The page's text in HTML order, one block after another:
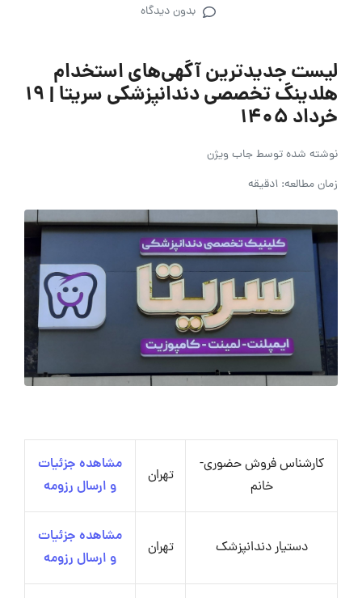
بدون دیدگاه
لیست جدیدترین آگهی‌های استخدام
هلدینگ تخصصی دندانپزشکی سریتا | ۱۹
خرداد ۱۴۰۵
نوشته شده توسطجاب ویژن
زمان مطالعه: 1دقیقه
کارشناس فروش حضوری-
خانم
تهران
مشاهده جزئیات
و ارسال رزومه
دستیار دندانپزشک تهران
مشاهده جزئیات
و ارسال رزومه